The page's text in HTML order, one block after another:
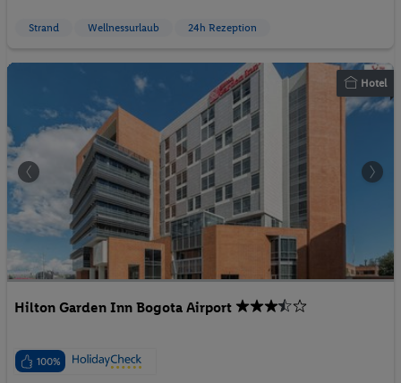
Strand Wellnessurlaub 24h Rezeption
Hotel
Hilton Garden Inn Bogota Airport
100%